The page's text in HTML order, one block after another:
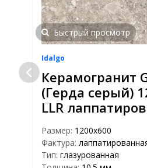
Быстрый просмотр
Idalgo
Керамогранит
(Герда серый)
LLR
Размер: 1200х600
Фактура:
Тип: глазурованная